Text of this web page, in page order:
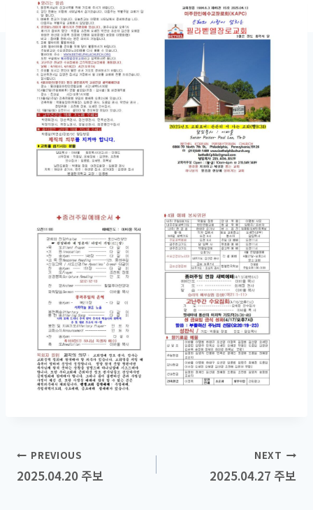
Post
navigation
PREVIOUS
2025.04.20 주보
NEXT
2025.04.27 주보